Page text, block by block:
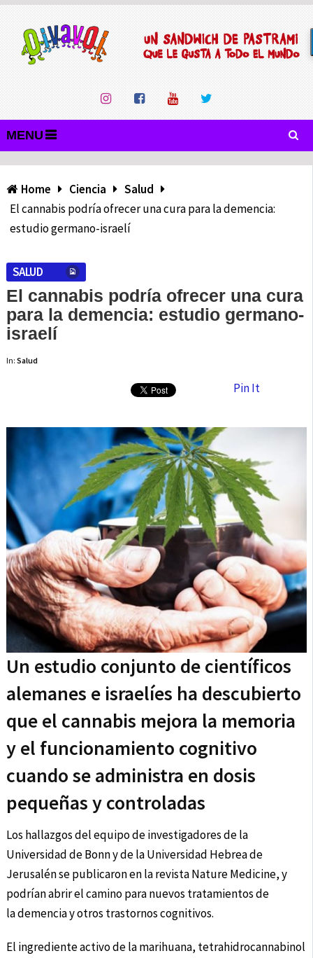
MENU
Home Ciencia
Salud
El cannabis podría ofrecer una cura para la demencia:
estudio germano-israelí
SALUD
El cannabis podría ofrecer una cura
para la demencia: estudio germano-
israelí
In: Salud
Pin It
Un estudio conjunto de científicos
alemanes e israelíes ha descubierto
que el cannabis mejora la memoria
y el funcionamiento cognitivo
cuando se administra en dosis
pequeñas y controladas
Los hallazgos del equipo de investigadores de la
Universidad de Bonn y de la Universidad Hebrea de
Jerusalén se publicaron en la revista Nature Medicine, y
podrían abrir el camino para nuevos tratamientos de
la demencia y otros trastornos cognitivos.
El ingrediente activo de la marihuana, tetrahidrocannabinol